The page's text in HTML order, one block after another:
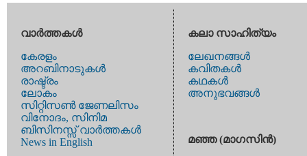
വാര്‍ത്തകള്‍
കേരളം
അറബിനാടുകള്‍
രാഷ്ട്രം
ലോകം
സിറ്റിസണ്‍ ജേണലിസം
വിനോദം, സിനിമ
ബിസിനസ്സ് വാര്‍ത്തകള്‍
News in English
കലാ സാഹിത്യം
ലേഖനങ്ങള്‍
കവിതകള്‍
കഥകള്‍
അനുഭവങ്ങള്‍
മഞ്ഞ (മാഗസിന്‍)